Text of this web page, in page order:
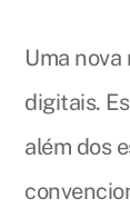
Uma
digitais.
além dos